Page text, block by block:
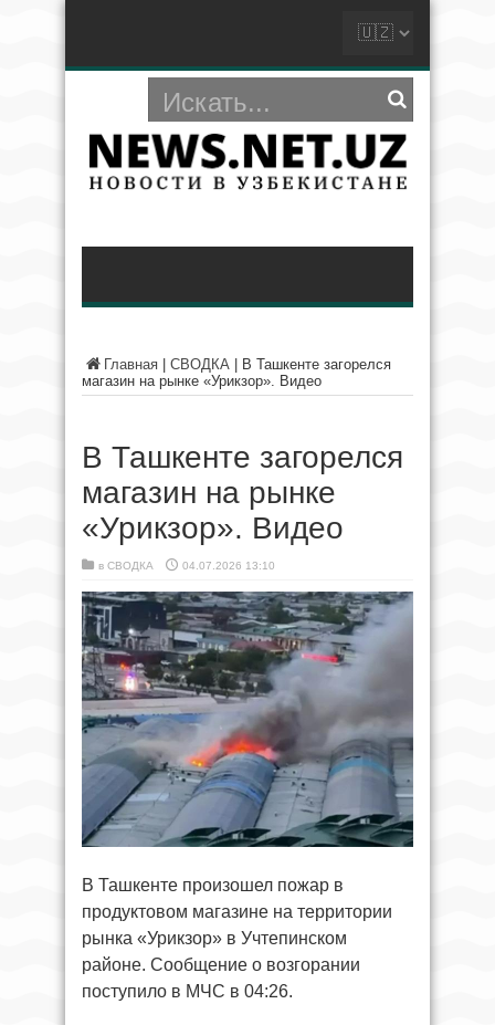
Главная СВОДКА
В Ташкенте загорелся
магазин на рынке «Урикзор». Видео
В Ташкенте загорелся
магазин на рынке
«Урикзор». Видео
в СВОДКА 04.07.2026 13:10
В Ташкенте произошел пожар в
продуктовом магазине на территории
рынка «Урикзор» в Учтепинском
районе. Сообщение о возгорании
поступило в МЧС в 04:26.